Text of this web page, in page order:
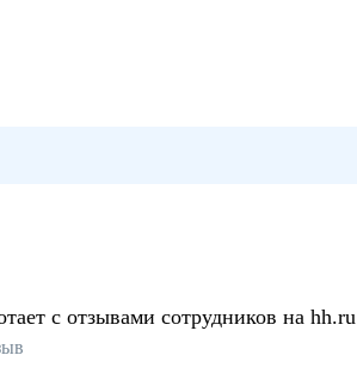
с отзывами сотрудников на hh.ru